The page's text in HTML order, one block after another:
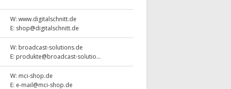
W:www.digitalschnitt.de
E: shop@digitalschnitt.de
W: broadcast-solutions.de
E: produkte@broadcast-solutio...
W: mci-shop.de
E: e-mail@mci-shop.de